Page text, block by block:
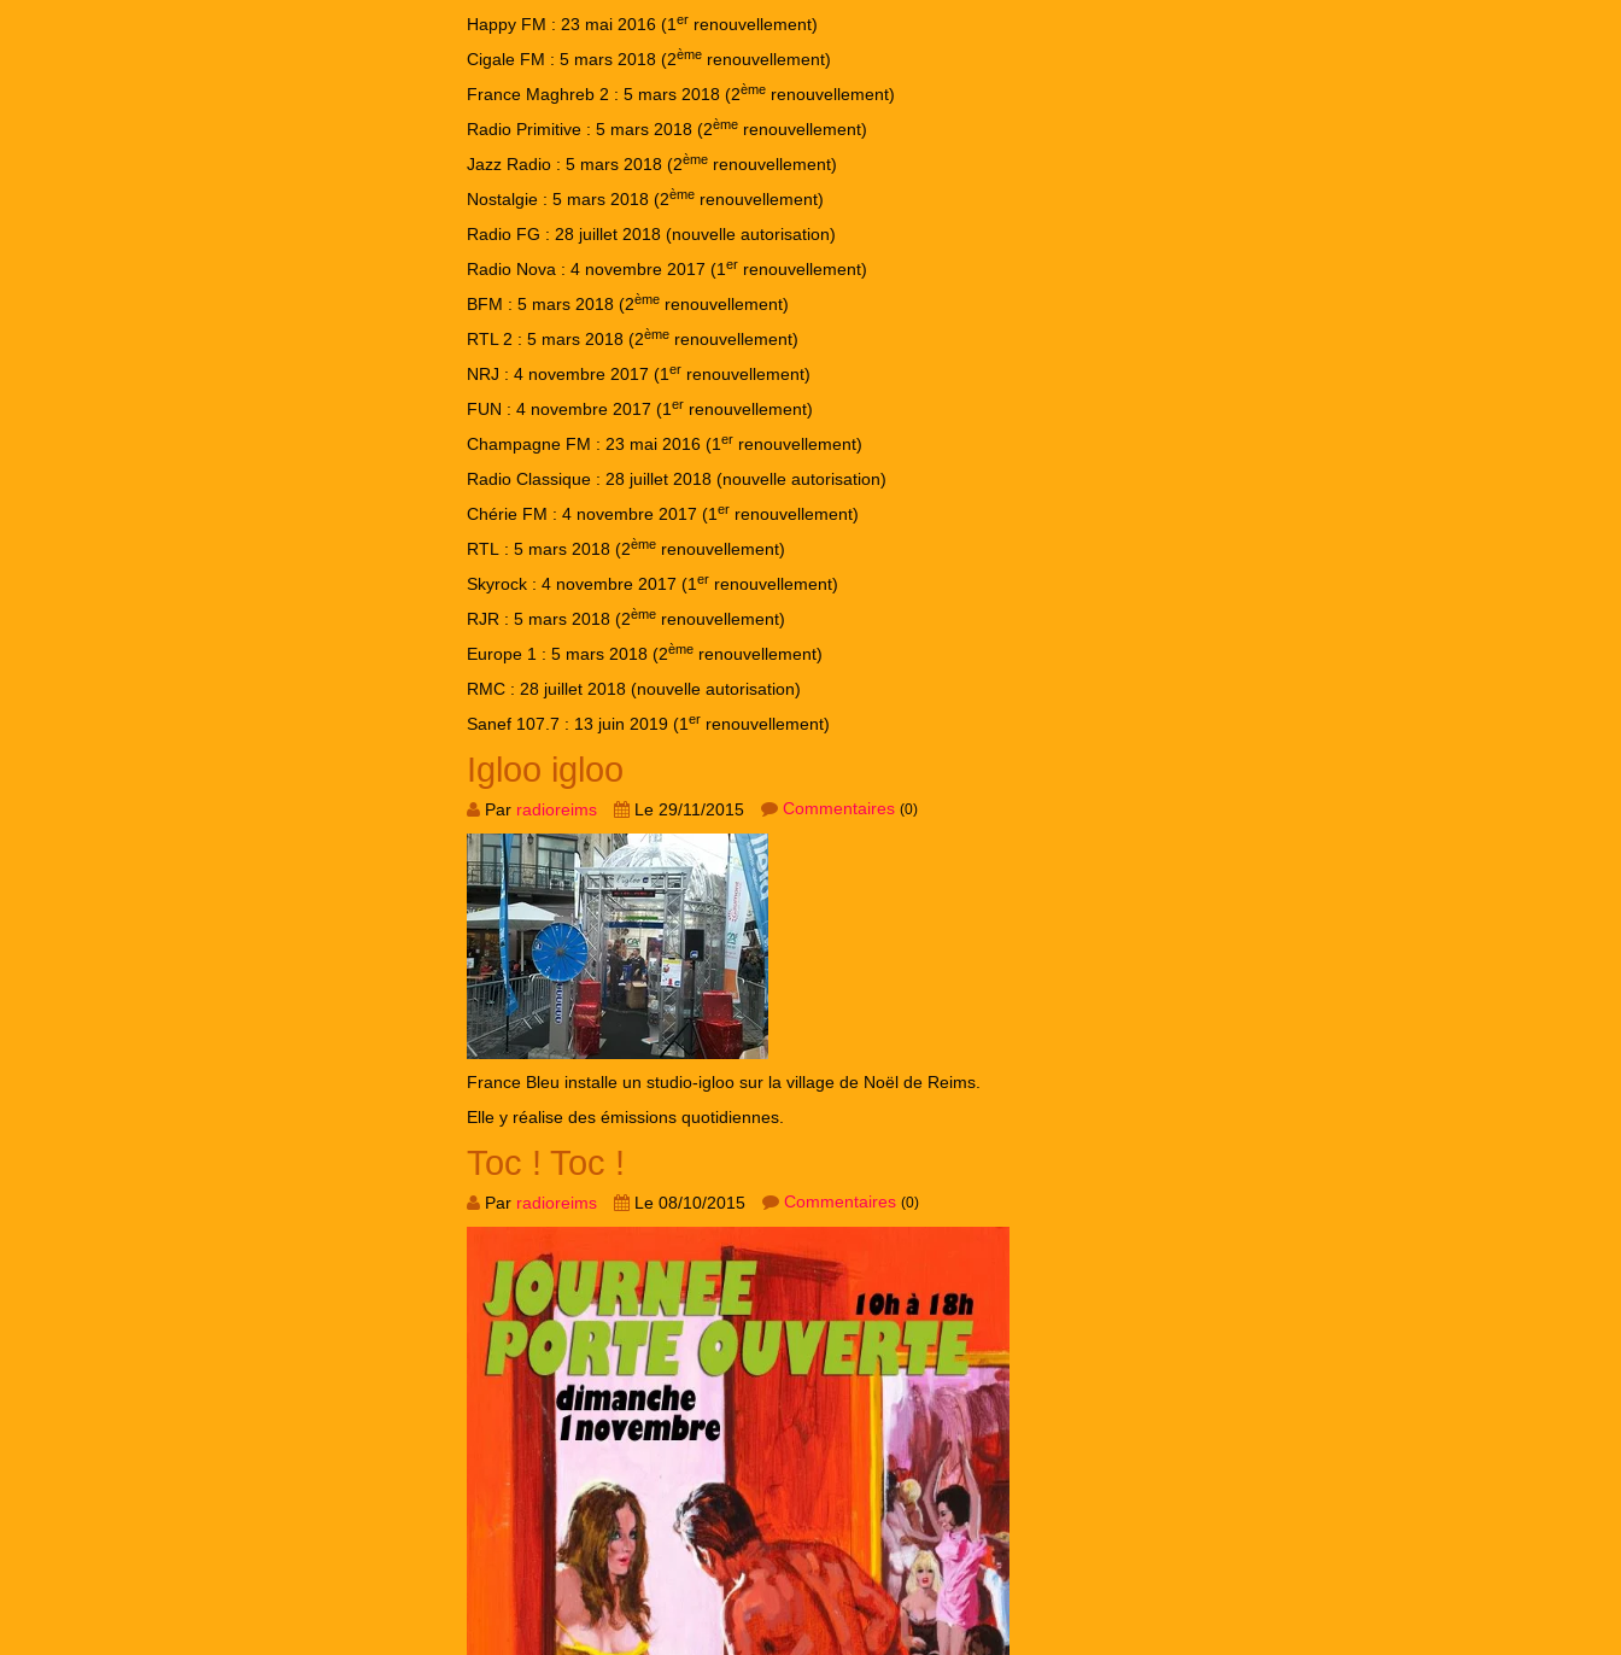
Happy FM : 23 mai 2016 (1 er renouvellement)
Cigale FM : 5 mars 2018 (2ème renouvellement)
France Maghreb 2 : 5 mars 2018 (2ème renouvellement)
Radio Primitive : 5 mars 2018 (2ème renouvellement)
Jazz Radio : 5 mars 2018 (2ème renouvellement)
Nostalgie : 5 mars 2018 (2ème renouvellement)
Radio FG : 28 juillet 2018 (nouvelle autorisation)
Radio Nova : 4 novembre 2017 (1 er renouvellement)
BFM : 5 mars 2018 (2ème renouvellement)
RTL 2 : 5 mars 2018 (2ème renouvellement)
NRJ : 4 novembre 2017 (1 er renouvellement)
FUN : 4 novembre 2017 (1 er renouvellement)
Champagne FM : 23 mai 2016 (1 er renouvellement)
Radio Classique : 28 juillet 2018 (nouvelle autorisation)
Chérie FM : 4 novembre 2017 (1 er renouvellement)
RTL : 5 mars 2018 (2ème renouvellement)
Skyrock : 4 novembre 2017 (1 er renouvellement)
RJR : 5 mars 2018 (2ème renouvellement)
Europe 1 : 5 mars 2018 (2ème renouvellement)
RMC : 28 juillet 2018 (nouvelle autorisation)
Sanef 107.7 : 13 juin 2019 (1 er renouvellement)
Igloo igloo
Par radioreims Le 29/11/2015 Commentaires (0)
France Bleu installe un studio-igloo sur la village de Noël de Reims.
Elle y réalise des émissions quotidiennes.
Toc ! Toc !
Par radioreims Le 08/10/2015 Commentaires (0)